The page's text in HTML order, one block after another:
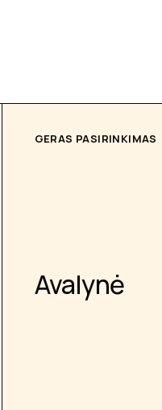
GERAS PASIRINKIMAS
Avalynė